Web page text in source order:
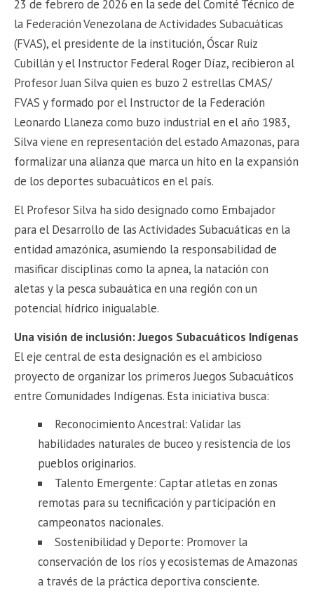
23 de febrero de 2026 en la sede del Comité Técnico de
la Federación Venezolana de Actividades Subacuáticas
(FVAS), el presidente de la institución, Óscar Ruiz
Cubillán y el Instructor Federal Roger Díaz, recibieron al
Profesor Juan Silva quien es buzo 2 estrellas CMAS/
FVAS y formado por el Instructor de la Federación
Leonardo Llaneza como buzo industrial en el año 1983,
Silva viene en representación del estado Amazonas, para
formalizar una alianza que marca un hito en la expansión
de los deportes subacuáticos en el país.
​El Profesor Silva ha sido designado como Embajador
para el Desarrollo de las Actividades Subacuáticas en la
entidad amazónica, asumiendo la responsabilidad de
masificar disciplinas como la apnea, la natación con
aletas y la pesca subauática en una región con un
potencial hídrico inigualable.
​Una visión de inclusión: Juegos Subacuáticos Indígenas
​El eje central de esta designación es el ambicioso
proyecto de organizar los primeros Juegos Subacuáticos
entre Comunidades Indígenas. Esta iniciativa busca:
​Reconocimiento Ancestral: Validar las
habilidades naturales de buceo y resistencia de los
pueblos originarios.
​Talento Emergente: Captar atletas en zonas
remotas para su tecnificación y participación en
campeonatos nacionales.
​Sostenibilidad y Deporte: Promover la
conservación de los ríos y ecosistemas de Amazonas
a través de la práctica deportiva consciente.